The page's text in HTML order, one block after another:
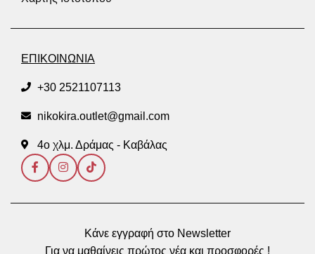
ΕΠΙΚΟΙΝΩΝΙΑ
+30 2521107113
nikokira.outlet@gmail.com
4ο χλμ. Δράμας - Καβάλας
Κάνε εγγραφή στο Newsletter
Για να μαθαίνεις πρώτος νέα και προσφορές !